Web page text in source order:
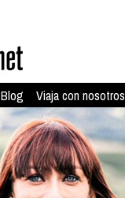
Blog Viaja con nosotros